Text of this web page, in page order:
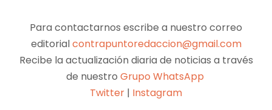
Para contactarnos escribe a nuestro correo
editorialcontrapuntoredaccion@gmail.com
Recibe la actualización diaria de noticias a través
de nuestro Grupo WhatsApp
Twitter | Instagram